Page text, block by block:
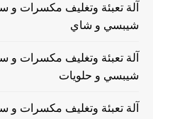
آلة تعبئة وتغليف مكسرات
شيبسي و شاي
آلة تعبئة وتغليف مكسرات
شيبسي و حلويات
آلة تعبئة وتغليف مكسرات